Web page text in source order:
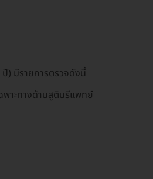
) มีรายการตรวจดังนี้
พาะทางด้านสูตินรีแพทย์